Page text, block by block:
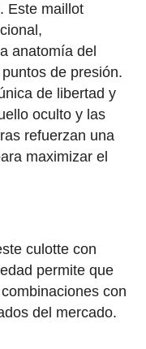
Este maillot
anatomía del
de presión.
de libertad y
oculto y las
refuerzan una
maximizar el
culotte con
permite que
con
del mercado.